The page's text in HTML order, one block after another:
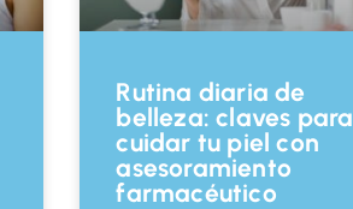
Rutina diaria de
belleza: claves para
cuidar tu piel con
asesoramiento
farmacéutico